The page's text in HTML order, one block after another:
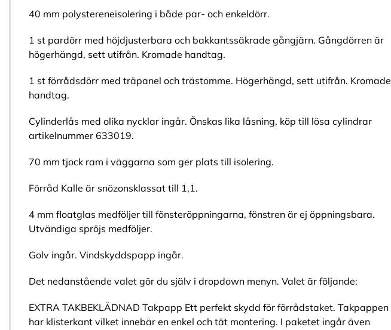
40 mm polystereneisolering i både par- och enkeldörr.
1 st pardörr med höjdjusterbara och bakkantssäkrade gångjärn. Gångdörren är
högerhängd, sett utifrån. Kromade handtag.
1 st förrådsdörr med träpanel och trästomme. Högerhängd, sett utifrån. Kromade
handtag.
Cylinderlås med olika nycklar ingår. Önskas lika låsning, köp till lösa cylindrar
artikelnummer 633019.
70 mm tjock ram i väggarna som ger plats till isolering.
Förråd Kalle är snözonsklassat till 1,1.
4 mm floatglas medföljer till fönsteröppningarna, fönstren är ej öppningsbara.
Utvändiga spröjs medföljer.
Golv ingår. Vindskyddspapp ingår.
Det nedanstående valet gör du själv i dropdown menyn. Valet är följande:
EXTRA TAKBEKLÄDNAD Takpapp Ett perfekt skydd för förrådstaket. Takpappen
har klisterkant vilket innebär en enkel och tät montering. I paketet ingår även